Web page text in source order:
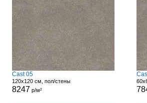
Cast 05
120x120 см, пол/стены
8247 р/м²